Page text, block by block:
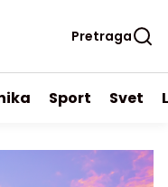
Pretraga
Sport Svet